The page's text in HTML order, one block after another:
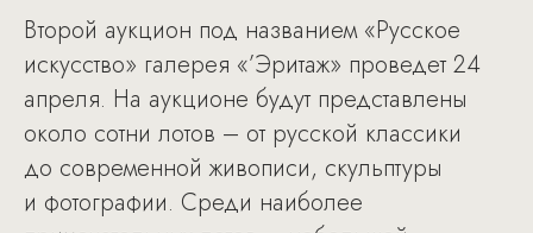
Второй аукцион под названием «Русское
искусство» галерея «’Эритаж» проведет 24
апреля. На аукционе будут представлены
около сотни лотов – от русской классики
до современной живописи, скульптуры
и фотографии. Среди наиболее